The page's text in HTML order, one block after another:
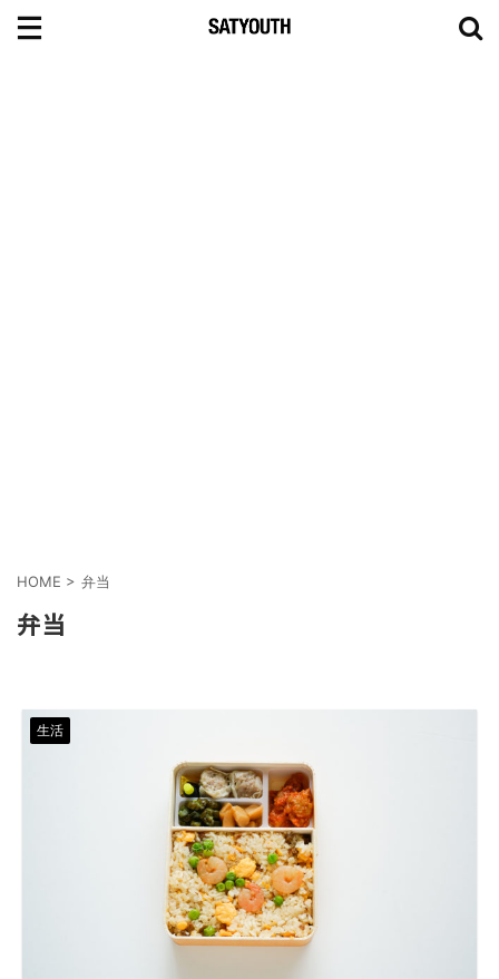
HOME > 弁当
弁当
生活